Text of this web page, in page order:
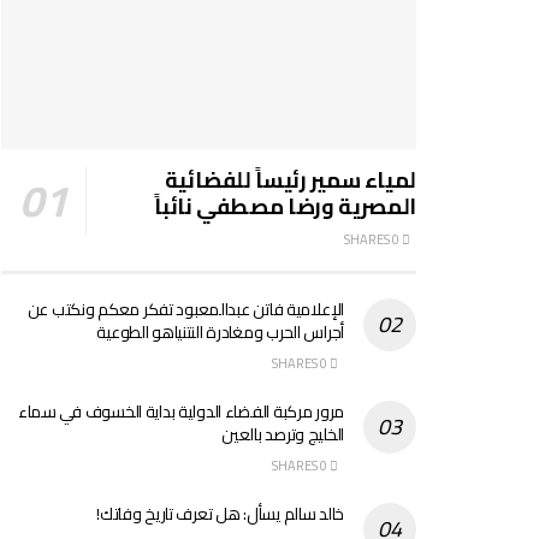
لمياء سمير رئيساً للفضائية
المصرية ورضا مصطفي نائباً
الإعلامية فاتن عبدالمعبود تفكر معكم ونكتب عن
أجراس الحرب ومغادرة النتنياهو الطوعية
مرور مركبة الفضاء الدولية بداية الخسوف في سماء
الخليج وترصد بالعين
خالد سالم يسأل: هل تعرف تاريخ وفاتك!